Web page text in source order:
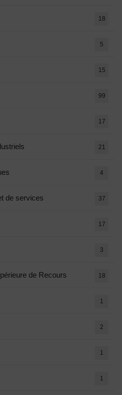
18
5
15
99
17
21
4
de services 37
17
3
de Recours 18
1
2
1
1